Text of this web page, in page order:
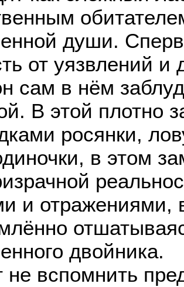
души.
от уязвлений
сам в нём
В этой плотно
росянки,
в этом
и отражениями,
двойника.
не вспомнить